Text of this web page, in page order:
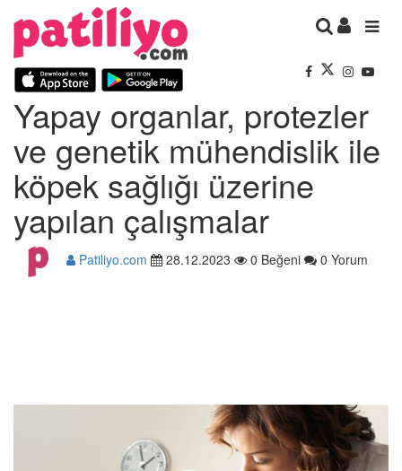
Yapay organlar, protezler
ve genetik mühendislik ile
köpek sağlığı üzerine
yapılan çalışmalar
Patiliyo.com 28.12.2023 0 Beğeni 0 Yorum